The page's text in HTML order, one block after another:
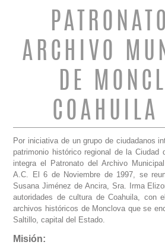
ARCHIVO
DE
Por iniciativa de un grupo de ciudadanos
patrimonio histórico regional de la Ciudad
integra el Patronato del Archivo
A.C. El 6 de Noviembre de 1997, se
Susana Jiménez de Ancira, Sra. Irma
autoridades de cultura de Coahuila, con
archivos históricos de Monclova que se
Saltillo, capital del Estado.
Misión: